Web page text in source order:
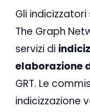
Gli
The Graph
servizi di
elaborazione
GRT. Le
indicizzazione